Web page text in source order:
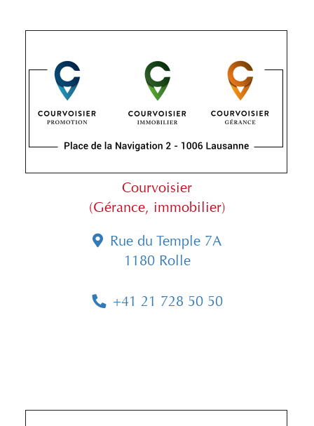
Courvoisier
(Gérance, immobilier)
Rue du Temple 7A
1180 Rolle
+41 21 728 50 50